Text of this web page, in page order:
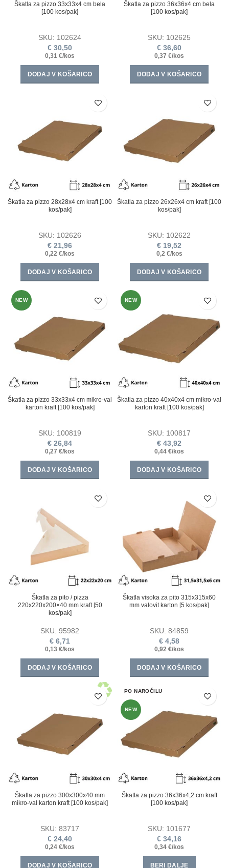
Škatla za pizzo 33х33х4 cm bela
[100 kos/pak]
SKU: 102624
€ 30,50
0,31 €/kos
DODAJ V KOŠARICO
Škatla za pizzo 36х36х4 cm bela
[100 kos/pak]
SKU: 102625
€ 36,60
0,37 €/kos
DODAJ V KOŠARICO
Škatla za pizzo 28х28х4 cm kraft [100
kos/pak]
SKU: 102626
€ 21,96
0,22 €/kos
DODAJ V KOŠARICO
Škatla za pizzo 26х26х4 cm kraft [100
kos/pak]
SKU: 102622
€ 19,52
0,2 €/kos
DODAJ V KOŠARICO
NEW
Škatla za pizzo 33х33х4 cm mikro-val
karton kraft [100 kos/pak]
SKU: 100819
€ 26,84
0,27 €/kos
DODAJ V KOŠARICO
NEW
Škatla za pizzo 40х40х4 cm mikro-val
karton kraft [100 kos/pak]
SKU: 100817
€ 43,92
0,44 €/kos
DODAJ V KOŠARICO
Škatla za pito / pizza
220х220х200×40 mm kraft [50
kos/pak]
SKU: 95982
€ 6,71
0,13 €/kos
DODAJ V KOŠARICO
Škatla visoka za pito 315х315х60
mm valovit karton [5 kos/pak]
SKU: 84859
€ 4,58
0,92 €/kos
DODAJ V KOŠARICO
Škatla za pizzo 300x300x40 mm
mikro-val karton kraft [100 kos/pak]
SKU: 83717
€ 24,40
0,24 €/kos
DODAJ V KOŠARICO
PO NAROČILU
NEW
Škatla za pizzo 36х36х4,2 cm kraft
[100 kos/pak]
SKU: 101677
€ 34,16
0,34 €/kos
BERI DALJE